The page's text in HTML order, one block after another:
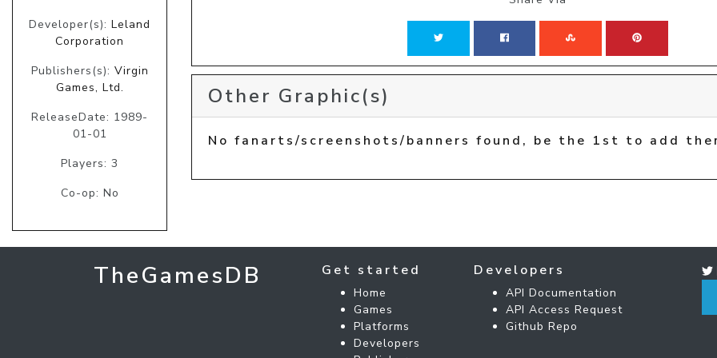
Developer(s): Leland
Corporation
Publishers(s): Virgin
Games, Ltd.
ReleaseDate: 1989-
01-01
Players: 3
Co-op: No
Other Graphic(s)
No fanarts/screenshots/banners found, be the 1st to add
TheGamesDB Get started
Home
Games
Platforms
Developers
Developers
API Documentation
API Access Request
Github Repo